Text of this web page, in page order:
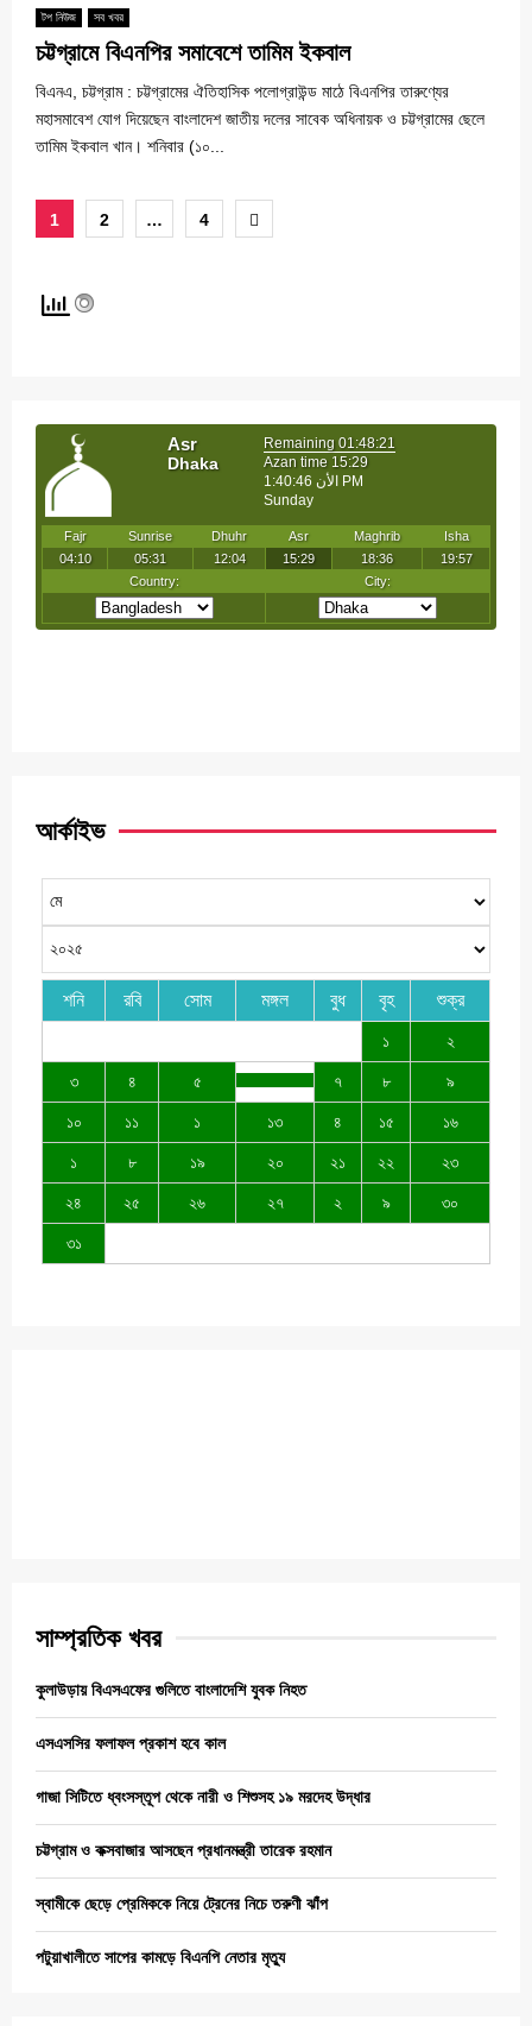
টপ নিউজ সব খবর
চট্টগ্রামে বিএনপির সমাবেশে তামিম ইকবাল
বিএনএ, চট্টগ্রাম : চট্টগ্রামের ঐতিহাসিক পলোগ্রাউন্ড মাঠে বিএনপির তারুণ্যের
মহাসমাবেশ যোগ দিয়েছেন বাংলাদেশ জাতীয় দলের সাবেক অধিনায়ক ও চট্টগ্রামের ছেলে
তামিম ইকবাল খান। শনিবার (১০...
Posts
1 2 … 4
আর্কাইভ
শনি রবি সোম মঙ্গল বুধ বৃহ শুক্র
১ ২
৩ ৪ ৫ ৭ ৮ ৯
১০ ১১ ১ ১৩ ৪ ১৫ ১৬
১ ৮ ১৯ ২০ ২১ ২২ ২৩
২৪ ২৫ ২৬ ২৭ ২ ৯ ৩০
৩১
সাম্প্রতিক খবর
কুলাউড়ায় বিএসএফের গুলিতে বাংলাদেশি যুবক নিহত
এসএসসির ফলাফল প্রকাশ হবে কাল
গাজা সিটিতে ধ্বংসস্তূপ থেকে নারী ও শিশুসহ ১৯ মরদেহ উদ্ধার
চট্টগ্রাম ও কক্সবাজার আসছেন প্রধানমন্ত্রী তারেক রহমান
স্বামীকে ছেড়ে প্রেমিককে নিয়ে ট্রেনের নিচে তরুণী ঝাঁপ
পটুয়াখালীতে সাপের কামড়ে বিএনপি নেতার মৃত্যু